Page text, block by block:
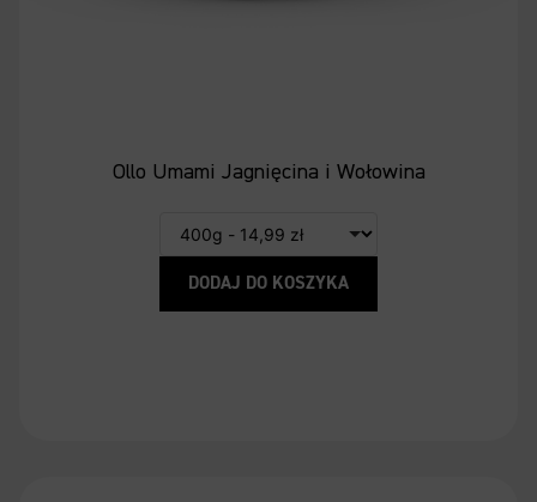
Ollo Umami Jagnięcina i Wołowina
DODAJ DO KOSZYKA